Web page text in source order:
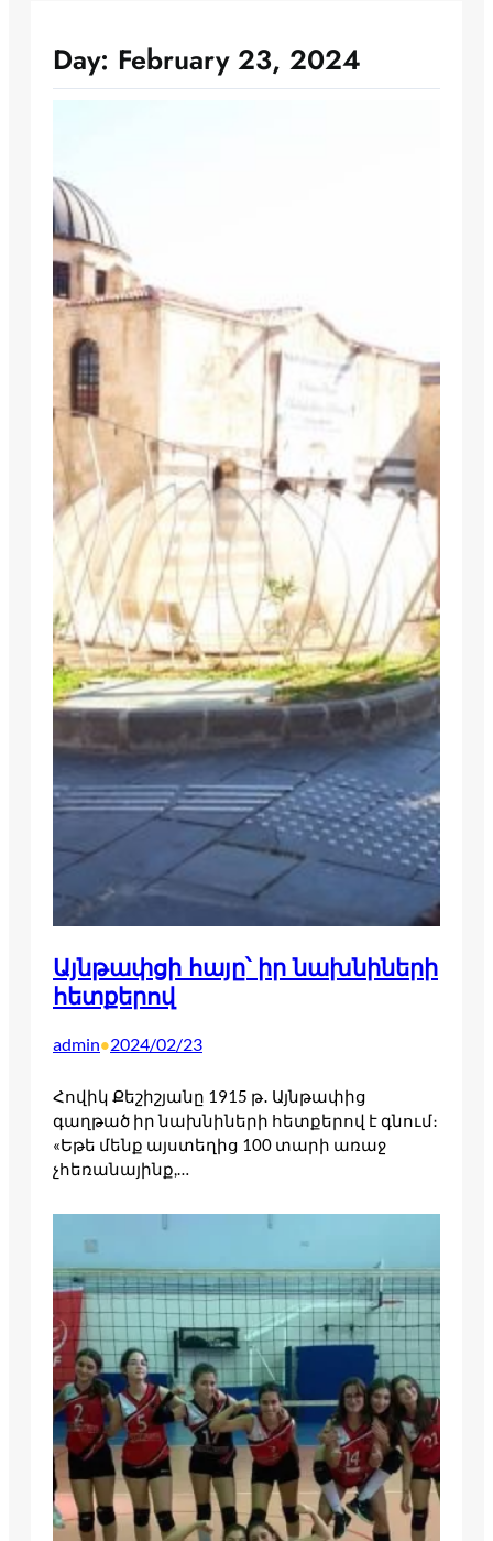
Day: February 23, 2024
Այնթափցի հայը՝ իր նախնիների
հետքերով
admin•2024/02/23
Հովիկ Քեշիշյանը 1915 թ․ Այնթափից
գաղթած իր նախնիների հետքերով է գնում։
«Եթե մենք այստեղից 100 տարի առաջ
չհեռանայինք,…